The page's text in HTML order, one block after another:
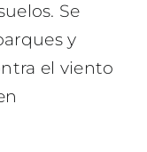
Se
y
el viento